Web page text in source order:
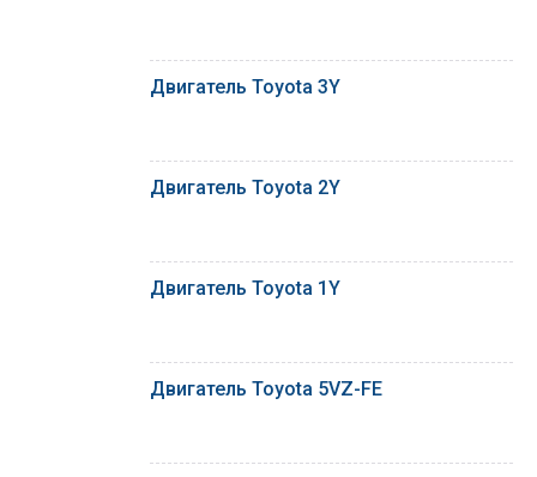
Двигатель Toyota 3Y
Двигатель Toyota 2Y
Двигатель Toyota 1Y
Двигатель Toyota 5VZ-FE